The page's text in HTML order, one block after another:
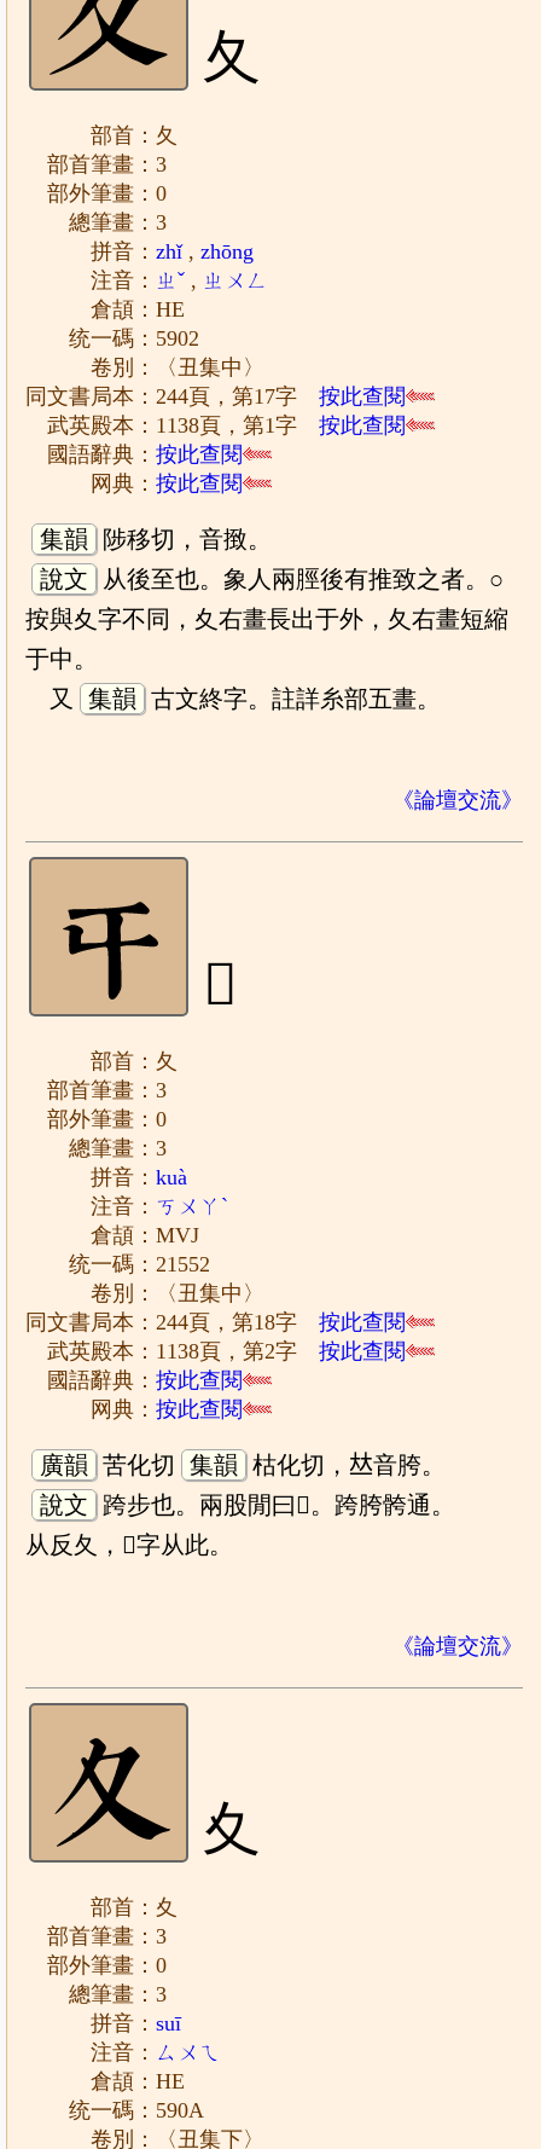
夂
部首：夂
部首筆畫：3
部外筆畫：0
總筆畫：3
拼音：zhǐ,zhōng
注音： ㄓˇ , ㄓㄨㄥ
倉頡：HE
统一碼：5902
卷別：〈丑集中〉
同文書局本：244頁，第17字按此查閱
武英殿本：1138頁，第1字按此查閱
國語辭典：按此查閱
网典：按此查閱
集韻
陟移切，音㨖。
說文
从後至也。象人兩脛後有推致之者。○
按與夊字不同，夊右畫長出于外，夂右畫短縮
于中。
又
集韻 古文終字。註詳糸部五畫。
《論壇交流》
𡕒
部首：夂
部首筆畫：3
部外筆畫：0
總筆畫：3
拼音：kuà
注音： ㄎㄨㄚˋ
倉頡：MVJ
统一碼：21552
卷別：〈丑集中〉
同文書局本：244頁，第18字按此查閱
武英殿本：1138頁，第2字按此查閱
國語辭典：按此查閱
网典：按此查閱
廣韻 苦化切 集韻 枯化切，𠀤音胯。
說文
跨步也。兩股閒曰𡕒。跨胯骻通。
从反夂，𩰫字从此。
《論壇交流》
夊
部首：夊
部首筆畫：3
部外筆畫：0
總筆畫：3
拼音：suī
注音： ㄙㄨㄟ
倉頡：HE
统一碼：590A
卷別：〈丑集下〉